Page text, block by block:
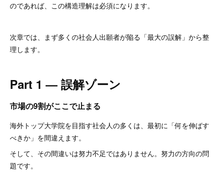
のであれば、この構造理解は必須になります。
次章では、まず多くの社会人出願者が陥る「最大の誤解」から整
理します。
Part 1 — 誤解ゾーン
市場の9割がここで止まる
海外トップ大学院を目指す社会人の多くは、最初に「何を伸ばす
べきか」を間違えます。
そして、その間違いは努力不足ではありません。努力の方向の問
題です。